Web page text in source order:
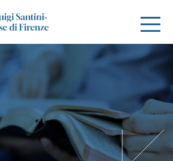
degli strumenti